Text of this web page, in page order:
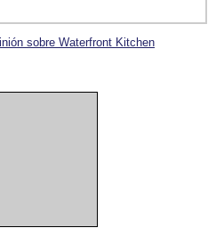
sobre Waterfront Kitchen